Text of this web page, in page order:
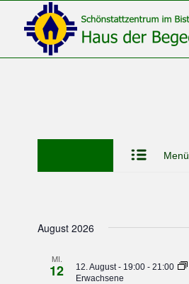
Menü
August 2026
MI.
12 12. August - 19:00 -21:00
Erwachsene